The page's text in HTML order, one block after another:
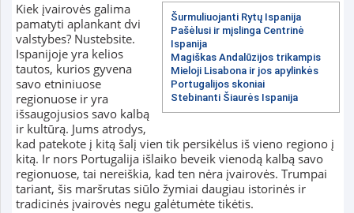
Šurmuliuojanti Rytų Ispanija
Pašėlusi ir mįslinga Centrinė
Ispanija
Magiškas Andalūzijos trikampis
Mieloji Lisabona ir jos apylinkės
Portugalijos skoniai
Stebinanti Šiaurės Ispanija
Kiek įvairovės galima
pamatyti aplankant dvi
valstybes? Nustebsite.
Ispanijoje yra kelios
tautos, kurios gyvena
savo etniniuose
regionuose ir yra
išsaugojusios savo kalbą
ir kultūrą. Jums atrodys,
kad patekote į kitą šalį vien tik persikėlus iš vieno regiono į
kitą. Ir nors Portugalija išlaiko beveik vienodą kalbą savo
regionuose, tai nereiškia, kad ten nėra įvairovės. Trumpai
tariant, šis maršrutas siūlo žymiai daugiau istorinės ir
tradicinės įvairovės negu galėtumėte tikėtis.